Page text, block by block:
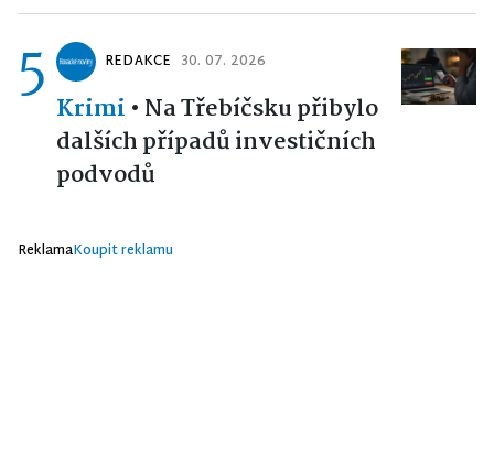
5 REDAKCE 30. 07. 2026
Krimi • Na Třebíčsku přibylo
dalších případů investičních
podvodů
ReklamaKoupit reklamu